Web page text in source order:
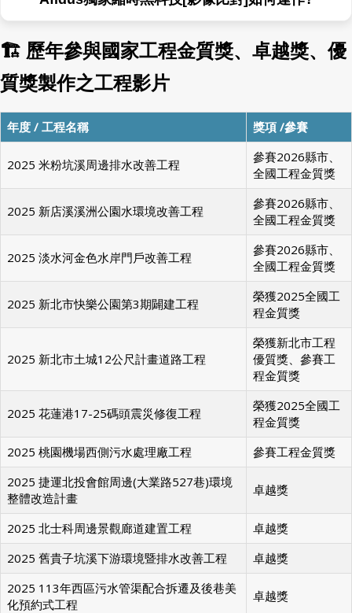
🏗 歷年參與國家工程金質獎、卓越獎、優
質獎製作之工程影片
年度 / 工程名稱 獎項 /參賽
2025 米粉坑溪周邊排水改善工程
參賽2026縣市、
全國工程金質獎
2025 新店溪溪洲公園水環境改善工程
參賽2026縣市、
全國工程金質獎
2025 淡水河金色水岸門戶改善工程
參賽2026縣市、
全國工程金質獎
2025 新北市快樂公園第3期闢建工程
榮獲2025全國工
程金質獎
2025 新北市土城12公尺計畫道路工程
榮獲新北市工程
優質獎、參賽工
程金質獎
2025 花蓮港17-25碼頭震災修復工程
榮獲2025全國工
程金質獎
2025 桃園機場西側污水處理廠工程
參賽工程金質獎
2025 捷運北投會館周邊(大業路527巷)環境
整體改造計畫
卓越獎
2025 北士科周邊景觀廊道建置工程
卓越獎
2025 舊貴子坑溪下游環境暨排水改善工程
卓越獎
2025 113年西區污水管渠配合拆遷及後巷美
化預約式工程
卓越獎